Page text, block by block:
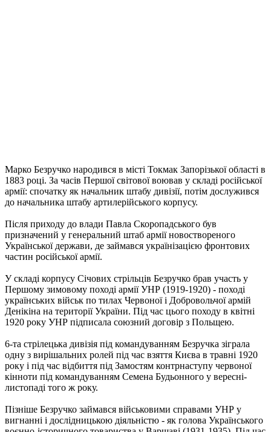
Марко Безручко народився в місті Токмак Запорізької області в
1883 році. За часів Першої світової воював у складі російської
армії: спочатку як начальник штабу дивізії, потім дослужився
до начальника штабу артилерійського корпусу.
Після приходу до влади Павла Скоропадського був
призначений у генеральний штаб армії новоствореного
Української держави, де займався українізацією фронтових
частин російської армії.
У складі корпусу Січових стрільців Безручко брав участь у
Першому зимовому поході армії УНР (1919-1920) - поході
українських військ по тилах Червоної і Добровольчої армій
Денікіна на території України. Під час цього походу в квітні
1920 року УНР підписала союзний договір з Польщею.
6-та стрілецька дивізія під командуванням Безручка зіграла
одну з вирішальних ролей під час взяття Києва в травні 1920
року і під час відбиття під Замостям контрнаступу червоної
кінноти під командуванням Семена Будьонного у вересні-
листопаді того ж року.
Пізніше Безручко займався військовими справами УНР у
вигнанні і дослідницькою діяльністю - як голова Українського